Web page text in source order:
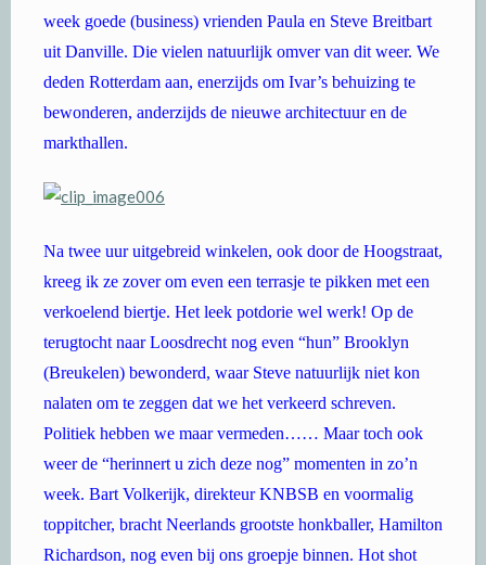
week goede (business) vrienden Paula en Steve Breitbart
uit Danville. Die vielen natuurlijk omver van dit weer. We
deden Rotterdam aan, enerzijds om Ivar’s behuizing te
bewonderen, anderzijds de nieuwe architectuur en de
markthallen.
Na twee uur uitgebreid winkelen, ook door de Hoogstraat,
kreeg ik ze zover om even een terrasje te pikken met een
verkoelend biertje. Het leek potdorie wel werk! Op de
terugtocht naar Loosdrecht nog even “hun” Brooklyn
(Breukelen) bewonderd, waar Steve natuurlijk niet kon
nalaten om te zeggen dat we het verkeerd schreven.
Politiek hebben we maar vermeden…… Maar toch ook
weer de “herinnert u zich deze nog” momenten in zo’n
week. Bart Volkerijk, direkteur KNBSB en voormalig
toppitcher, bracht Neerlands grootste honkballer, Hamilton
Richardson, nog even bij ons groepje binnen. Hot shot